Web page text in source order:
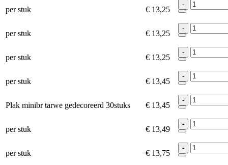
per stuk € 13,25
-
per stuk € 13,25
-
per stuk € 13,25
-
per stuk € 13,45
-
Plak minibr tarwe gedecoreerd 30stuks € 13,45
-
per stuk € 13,49
-
per stuk € 13,75
-